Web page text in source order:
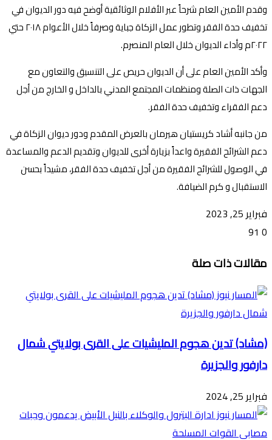
وقدم الأمين العام شرحاً عبر الأفلام الوثائقية أوضح فيه دور الديوان في
تخفيف حدة الفقر وتطور عمل الزكاة جباية وصرفاً خلال الأعوام ٢٠١٨ حتي
٢٠٢٢م وأداء الديوان خلال العام المنصرم.
وأكد الأمين العام على أن الديوان حريص على التنسيق والتعاون مع
الجهات ذات الصلة ومنظمات المجتمع المدني بالداخل و الخارج من أجل
دعم الفقراء وتخفيف حدة الفقر.
من جانبه أشاد كريستيان هيرمان بالعرض المقدم ودور ديوان الزكاة في
دعم الشرائح الفقيرة واعداً بزيارة أخرى للديوان وتقديم الدعم والمساعدة
في الوصول للشرائح الفقيرة من أجل تخفيف حدة الفقر، مشيداً بحسن
الاستقبال و كرم الضيافة.
فبراير 25, 2023
0
عبر
البريد
مقالات ذات صلة
(مشاد) تدين هجوم المليشيات على القرى بولايتي شمال
دارفور والجزيرة
فبراير 25, 2024